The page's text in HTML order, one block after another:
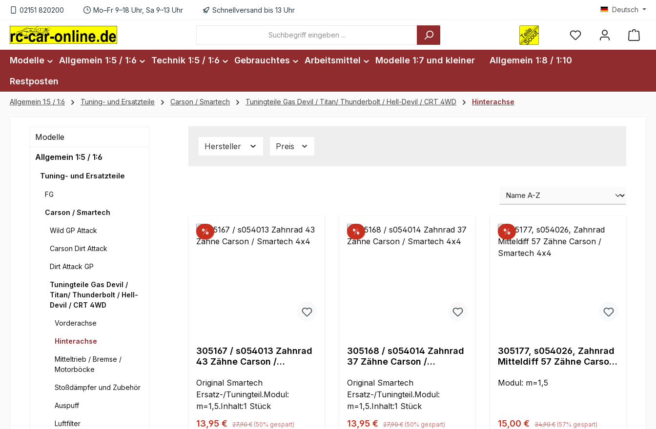
Hauptinhalt springen
Zur Suche springen
Zur Hauptnavigation springen
02151 820200 Mo–Fr 9–18 Uhr, Sa 9–13 Uhr Schnellversand bis 13 Uhr Deutsch
Modelle Allgemein 1:5 / 1:6 Technik 1:5 / 1:6 Gebrauchtes Arbeitsmittel Modelle 1:7 und kleiner Allgemein 1:8 / 1:10
Restposten
Allgemein 1:5 / 1:6 Tuning- und Ersatzteile Carson / Smartech Tuningteile Gas Devil / Titan/ Thunderbolt / Hell-Devil / CRT 4WD Hinterachse
Modelle
Allgemein 1:5 / 1:6
Tuning- und Ersatzteile
FG
Carson / Smartech
Wild GP Attack
Carson Dirt Attack
Dirt Attack GP
Tuningteile Gas Devil /
Titan/ Thunderbolt / Hell-
Devil / CRT 4WD
Vorderachse
Hinterachse
Mitteltrieb / Bremse /
Motorböcke
Stoßdämpfer und Zubehör
Auspuff
Luftfilter
Hersteller Preis
%
305167 / s054013 Zahnrad
43 Zähne Carson /
Original Smartech
Ersatz-/Tuningteil.Modul:
m=1,5.Inhalt:1 Stück
Verkaufspreis:
13,95 € Regulärer Preis:
27,90 € (50% gespart)
%
305168 / s054014 Zahnrad
37 Zähne Carson /
Original Smartech
Ersatz-/Tuningteil.Modul:
m=1,5.Inhalt:1 Stück
Verkaufspreis:
13,95 € Regulärer Preis:
27,90 € (50% gespart)
%
305177, s054026, Zahnrad
Mitteldiff 57 Zähne Carson
Modul: m=1,5
Verkaufspreis:
15,00 € Regulärer Preis:
34,90 € (57% gespart)